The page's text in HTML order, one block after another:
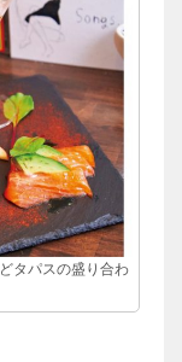
タパスの盛り合わ